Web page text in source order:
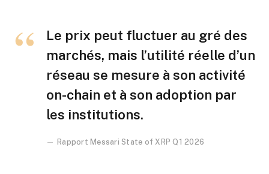
Le prix peut fluctuer au gré des
marchés, mais l’utilité réelle d’un
réseau se mesure à son activité
on-chain et à son adoption par
les institutions.
Rapport Messari State of XRP Q1 2026